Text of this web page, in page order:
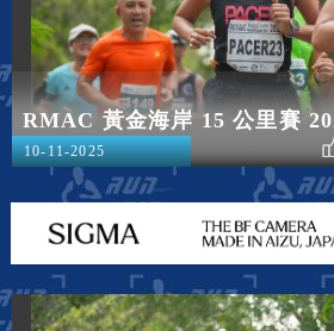
RMAC 黃金海岸 15 公里賽
10-11-2025